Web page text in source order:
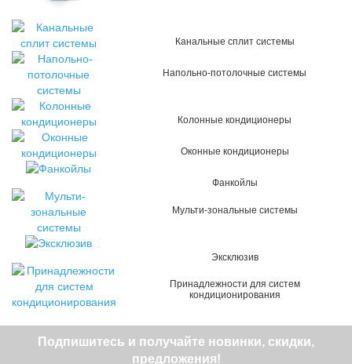
Канальные сплит системы
Напольно-потолочные системы
Колонные кондиционеры
Оконные кондиционеры
Фанкойлы
Мульти-зональные системы
Эксклюзив
Принадлежности для систем
кондиционирования
Подпишитесь и получайте новинки, скидки,
предложения!